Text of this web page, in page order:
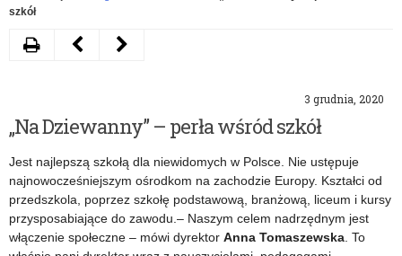
szkół
3 grudnia, 2020
„Na Dziewanny” – perła wśród szkół
Jest najlepszą szkołą dla niewidomych w Polsce. Nie ustępuje
najnowocześniejszym ośrodkom na zachodzie Europy. Kształci od
przedszkola, poprzez szkołę podstawową, branżową, liceum i kursy
przysposabiające do zawodu.– Naszym celem nadrzędnym jest
włączenie społeczne – mówi dyrektor Anna Tomaszewska . To
DrukujNastępny
przedszkole
Misia
Uszatka
Poprzedni
dla
sieradzkiej
8TVR